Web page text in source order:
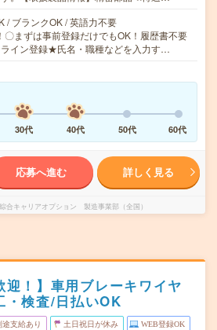
/ ブランクOK / 英語力不要
まずは事前登録だけでもOK！履歴書不要
イン登録★氏名・職種などを入力す…
30代 40代 50代 60代
応募へ進む 詳しく見る
合キャリアオプション 製造事業部（全国）
迎！】車用ブレーキワイヤ
・検査/日払いOK
途支給あり 土日祝日が休み WEB登録OK